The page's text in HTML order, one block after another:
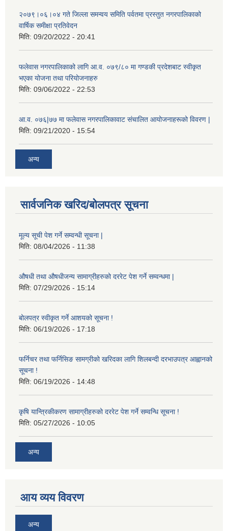
२०७९।०६।०४ गते जिल्ला समन्वय समिति पर्वतमा प्रस्तुत नगरपालिकाको
वार्षिक समीक्षा प्रतिवेदन
मिति: 09/20/2022 - 20:41
फलेवास नगरपालिकाको लागि आ.व. ०७९/८० मा गण्डकी प्रदेशबाट स्वीकृत
भएका योजना तथा परियोजनाहरु
मिति: 09/06/2022 - 22:53
आ.व. ०७६|७७ मा फलेवास नगरपालिकावाट संचालित आयोजनाहरूको विवरण |
मिति: 09/21/2020 - 15:54
अन्य
सार्वजनिक खरिद/बोलपत्र सूचना
मूल्य सूची पेश गर्ने सम्वन्धी सूचना |
मिति: 08/04/2026 - 11:38
औषधी तथा औषधीजन्य सामाग्रीहरुको दररेट पेश गर्ने सम्वन्धमा |
मिति: 07/29/2026 - 15:14
बोलपत्र स्वीकृत गर्ने आशयको सूचना !
मिति: 06/19/2026 - 17:18
फर्निचर तथा फर्निसिङ सामग्रीको खरिदका लागि शिलबन्दी दरभाउपत्र आह्वानको
सूचना !
मिति: 06/19/2026 - 14:48
कृषि यान्त्रिकीकरण सामाग्रीहरुको दररेट पेश गर्ने सम्वन्धि सूचना !
मिति: 05/27/2026 - 10:05
अन्य
आय व्यय विवरण
अन्य